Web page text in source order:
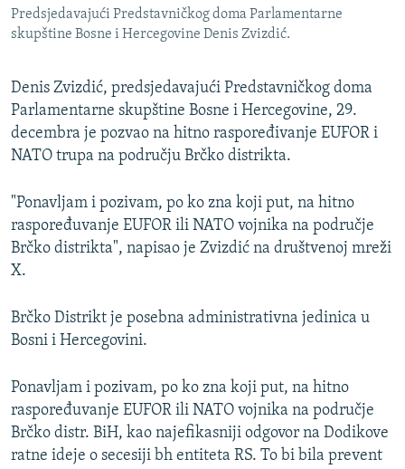
POPLAVE I KLIZIŠTA U BIH 2024.
POST SCRIPTUM
MOJA EVROPA
TRI DECENIJE OD RATA U BIH
NASTANAK I RASPAD JUGOSLAVIJE
Predsjedavajući Predstavničkog doma Parlamentarne
skupštine Bosne i Hercegovine Denis Zvizdić.
Denis Zvizdić, predsjedavajući Predstavničkog doma
Parlamentarne skupštine Bosne i Hercegovine, 29.
decembra je pozvao na hitno raspoređivanje EUFOR i
NATO trupa na području Brčko distrikta.
"Ponavljam i pozivam, po ko zna koji put, na hitno
raspoređuvanje EUFOR ili NATO vojnika na područje
Brčko distrikta", napisao je Zvizdić na društvenoj mreži
X.
Brčko Distrikt je posebna administrativna jedinica u
Bosni i Hercegovini.
Ponavljam i pozivam, po ko zna koji put, na hitno
raspoređuvanje EUFOR ili NATO vojnika na područje
Brčko distr. BiH, kao najefikasniji odgovor na Dodikove
ratne ideje o secesiji bh entiteta RS. To bi bila prevent